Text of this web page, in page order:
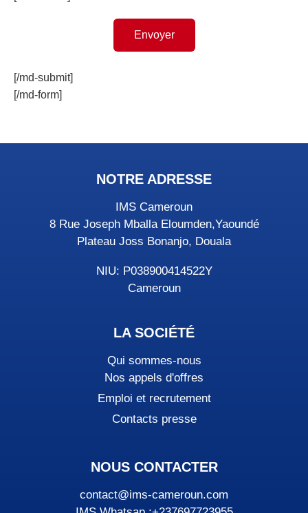
[/md-submit]
[/md-form]
NOTRE ADRESSE
IMS Cameroun
8 Rue Joseph Mballa Eloumden,Yaoundé
Plateau Joss Bonanjo, Douala
NIU: P038900414522Y
Cameroun
LA SOCIÉTÉ
Qui sommes-nous
Nos appels d'offres
Emploi et recrutement
Contacts presse
NOUS CONTACTER
contact@ims-cameroun.com